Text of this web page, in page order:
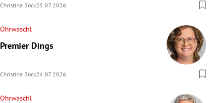
Christina Böck25.07.2026
Ohrwaschl
Premier Dings
Christina Böck24.07.2026
Ohrwaschl